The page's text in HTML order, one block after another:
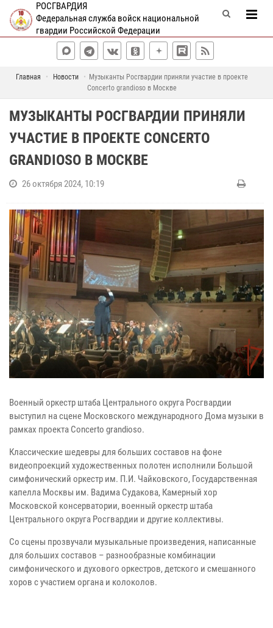
РОСГВАРДИЯ
Федеральная служба войск национальной
гвардии Российской Федерации
Главная Новости
Музыканты Росгвардии приняли участие в проекте
Concerto grandioso в Москве
МУЗЫКАНТЫ РОСГВАРДИИ ПРИНЯЛИ
УЧАСТИЕ В ПРОЕКТЕ CONCERTO
GRANDIOSO В МОСКВЕ
26 октября 2024, 10:19
Военный оркестр штаба Центрального округа Росгвардии
выступил на сцене Московского международного Дома музыки в
рамках проекта Concerto grandioso.
Классические шедевры для больших составов на фоне
видеопроекций художественных полотен исполнили Большой
симфонический оркестр им. П.И. Чайковского, Государственная
капелла Москвы им. Вадима Судакова, Камерный хор
Московской консерватории, военный оркестр штаба
Центрального округа Росгвардии и другие коллективы.
Со сцены прозвучали музыкальные произведения, написанные
для больших составов – разнообразные комбинации
симфонического и духового оркестров, детского и смешанного
хоров с участием органа и колоколов.